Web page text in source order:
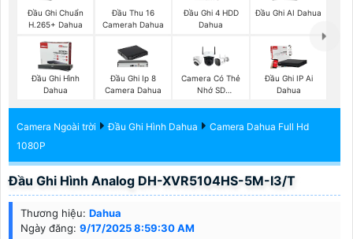
Đầu Ghi Chuẩn
H.265+ Dahua
Đầu Thu 16
Camerah Dahua
Đầu Ghi 4 HDD
Dahua
Đầu Ghi AI Dahua
Đầu Ghi Hình
Dahua
Đầu Ghi Ip 8
Camera Dahua
Camera Có Thẻ
Nhớ SD
Đầu Ghi IP Ai
Dahua
Camera Ngoài trời Đầu Ghi Hình Dahua
Camera Dahua Full Hd
1080P
Đầu Ghi Hình Analog DH-XVR5104HS-5M-I3/T
Thương hiệu: Dahua
Ngày đăng: 9/17/2025 8:59:30 AM